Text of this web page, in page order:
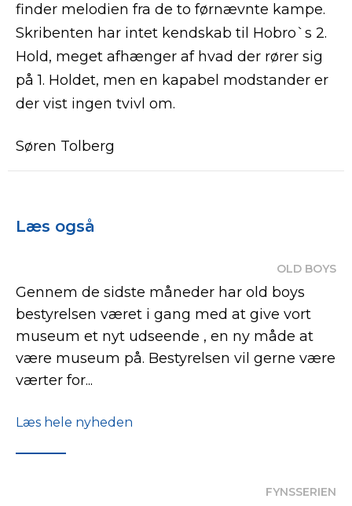
finder melodien fra de to førnævnte kampe.
Skribenten har intet kendskab til Hobro`s 2.
Hold, meget afhænger af hvad der rører sig
på 1. Holdet, men en kapabel modstander er
der vist ingen tvivl om.
Søren Tolberg
Læs også
OLD BOYS
Gennem de sidste måneder har old boys
bestyrelsen været i gang med at give vort
museum et nyt udseende , en ny måde at
være museum på. Bestyrelsen vil gerne være
værter for...
Læs hele nyheden
FYNSSERIEN